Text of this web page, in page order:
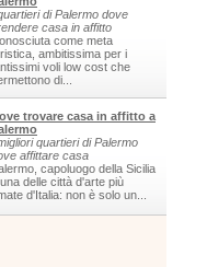
di Palermo dove
casa in affitto
come meta
ambitissima per i
voli low cost che
di...
trovare casa in affitto a
quartieri di Palermo
affittare casa
capoluogo della Sicilia
delle città d'arte più
d'Italia: non è solo un...